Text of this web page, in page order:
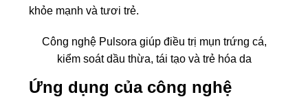
khỏe mạnh và tươi trẻ.
Công nghệ Pulsora giúp điều trị mụn trứng cá,
kiểm soát dầu thừa, tái tạo và trẻ hóa da
Ứng dụng của công nghệ